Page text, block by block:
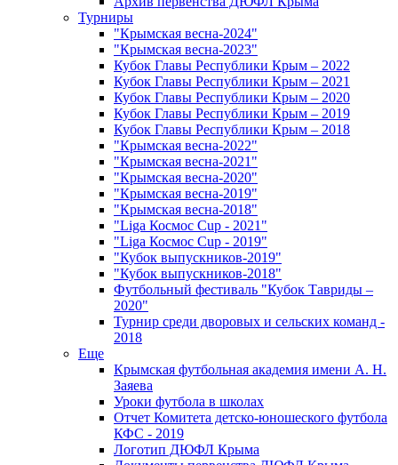
Турниры
"Крымская весна-2024"
"Крымская весна-2023"
Кубок Главы Республики Крым – 2022
Кубок Главы Республики Крым – 2021
Кубок Главы Республики Крым – 2020
Кубок Главы Республики Крым – 2019
Кубок Главы Республики Крым – 2018
"Крымская весна-2022"
"Крымская весна-2021"
"Крымская весна-2020"
"Крымская весна-2019"
"Крымская весна-2018"
"Liga Космос Cup - 2021"
"Liga Космос Cup - 2019"
"Кубок выпускников-2019"
"Кубок выпускников-2018"
Футбольный фестиваль "Кубок Тавриды –
2020"
Турнир среди дворовых и сельских команд -
2018
Еще
Крымская футбольная академия имени А. Н.
Заяева
Уроки футбола в школах
Отчет Комитета детско-юношеского футбола
КФС - 2019
Логотип ДЮФЛ Крыма